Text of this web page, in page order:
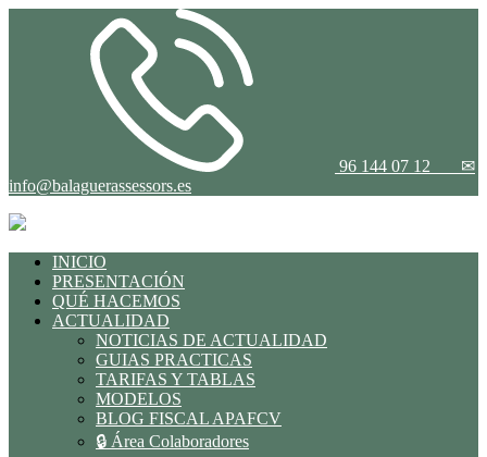
96 144 07 12 ✉
info@balaguerassessors.es
INICIO
PRESENTACIÓN
QUÉ HACEMOS
ACTUALIDAD
NOTICIAS DE ACTUALIDAD
GUIAS PRACTICAS
TARIFAS Y TABLAS
MODELOS
BLOG FISCAL APAFCV
🔒 Área Colaboradores